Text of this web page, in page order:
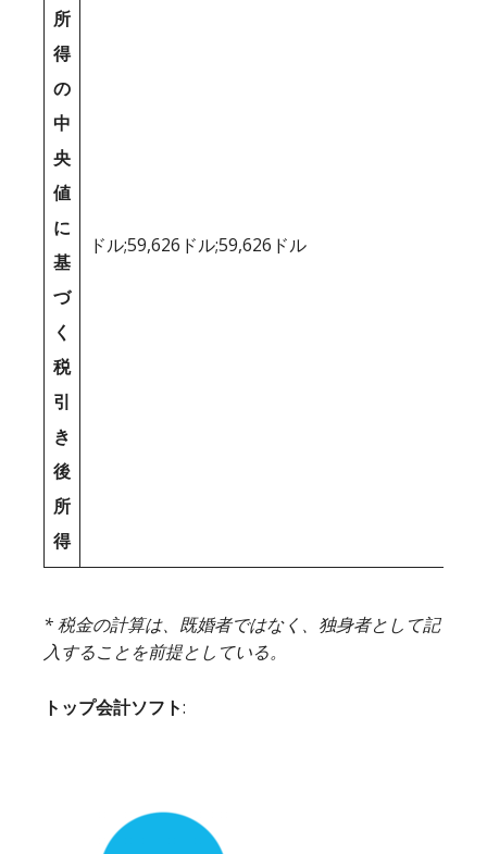
所
得
の
中
央
値
に
基
づ
く
税
引
き
後
所
得
ドル;59,626ドル;59,626ドル
* 税金の計算は、既婚者ではなく、独身者として記
入することを前提としている。
トップ会計ソフト: